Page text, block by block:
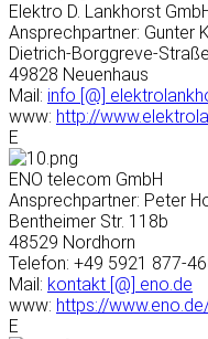
Elektro D. Lankhorst
Ansprechpartner: Gunter
Dietrich-Borggreve-
49828 Neuenhaus
Mail: info [@]
www: http://
E
ENO telecom GmbH
Ansprechpartner: Peter
Bentheimer Str. 118b
48529 Nordhorn
Telefon: +49 5921 877-
Mail: kontakt [@] eno.de
www: https://
E